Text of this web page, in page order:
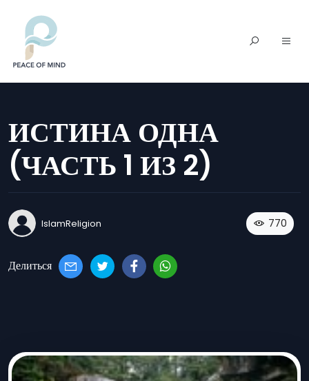
ИСТИНА ОДНА
(ЧАСТЬ 1 ИЗ 2)
IslamReligion 770
Делиться